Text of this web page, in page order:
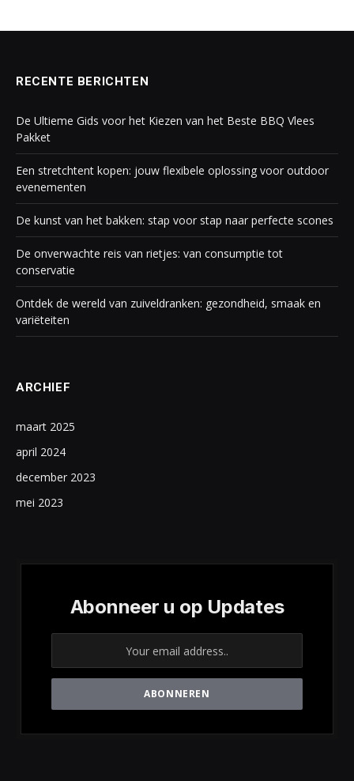
RECENTE BERICHTEN
De Ultieme Gids voor het Kiezen van het Beste BBQ Vlees
Pakket
Een stretchtent kopen: jouw flexibele oplossing voor outdoor
evenementen
De kunst van het bakken: stap voor stap naar perfecte scones
De onverwachte reis van rietjes: van consumptie tot
conservatie
Ontdek de wereld van zuiveldranken: gezondheid, smaak en
variëteiten
ARCHIEF
maart 2025
april 2024
december 2023
mei 2023
Abonneer u op Updates